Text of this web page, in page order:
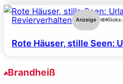
Revierverhalten Anzeige Klicks:
Rote Häuser, stille Seen:
Brandheiß